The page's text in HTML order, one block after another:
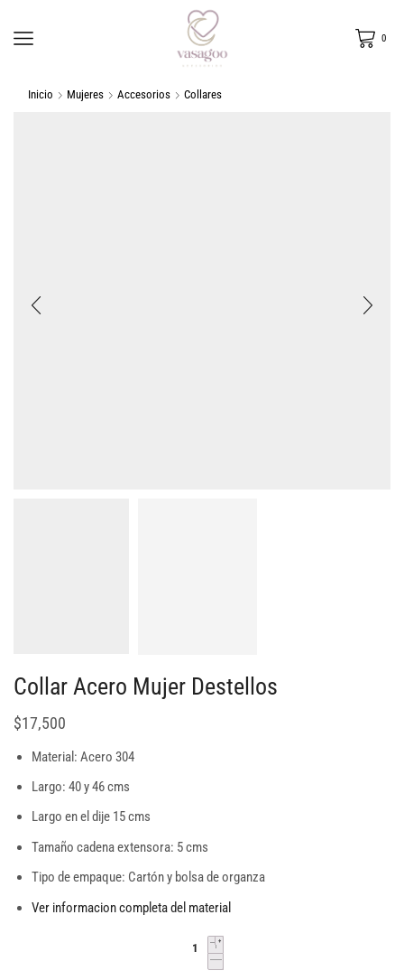
0
Inicio Mujeres Accesorios Collares
Collar Acero Mujer Destellos
$17,500
Material: Acero 304
Largo: 40 y 46 cms
Largo en el dije 15 cms
Tamaño cadena extensora: 5 cms
Tipo de empaque: Cartón y bolsa de organza
Ver informacion completa del material